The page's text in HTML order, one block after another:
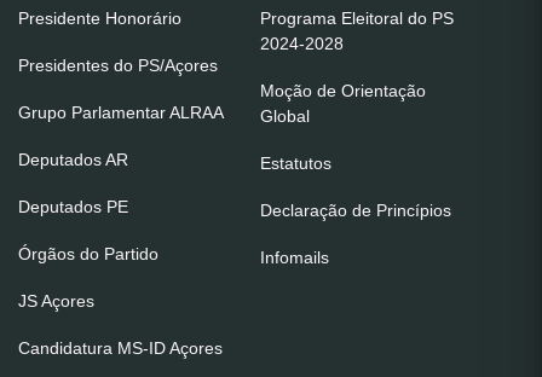
Presidente Honorário
Presidentes do PS/Açores
Grupo Parlamentar ALRAA
Deputados AR
Deputados PE
Órgãos do Partido
JS Açores
Candidatura MS-ID Açores
Programa Eleitoral do PS
2024-2028
Moção de Orientação
Global
Estatutos
Declaração de Princípios
Infomails